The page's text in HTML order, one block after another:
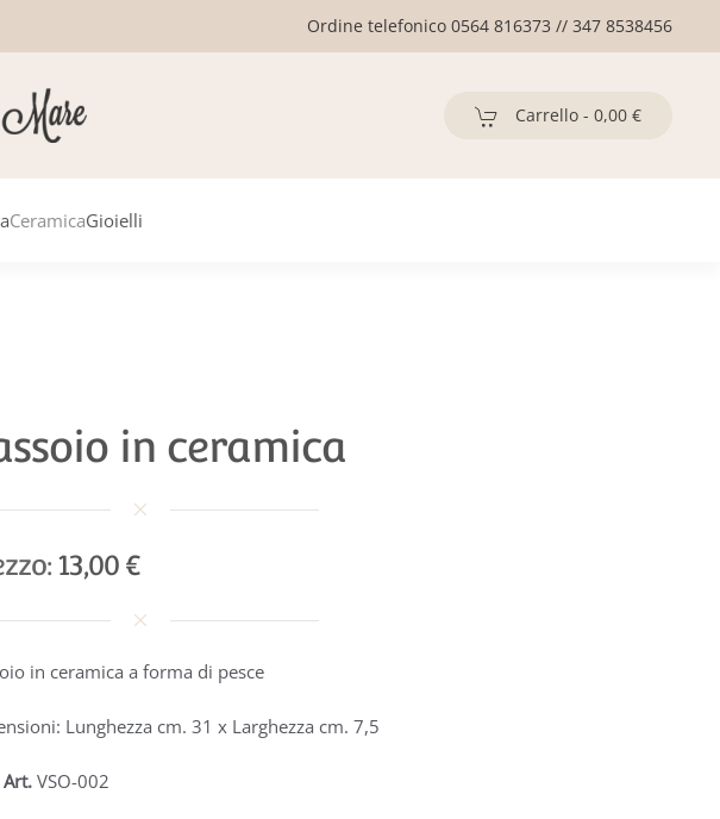
Ordine telefonico 0564 816373 // 347 8538456
Carrello - 0,00 €
CeramicaGioielli
in ceramica
13,00 €
in ceramica a forma di pesce
Lunghezza cm. 31 x Larghezza cm. 7,5
Art.VSO-002